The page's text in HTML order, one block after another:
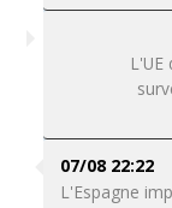
07/08 22:22
L'Espagne